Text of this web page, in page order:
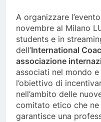
A organizzare
novembre al Milano
students e in
dell’International
associazione
associati nel mondo
l’obiettivo di
nell’ambito delle
comitato etico che
garantisce una